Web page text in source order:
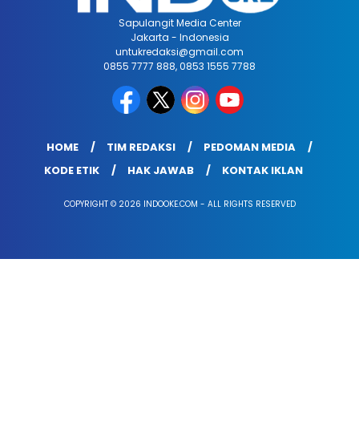
Sapulangit Media Center
Jakarta - Indonesia
untukredaksi@gmail.com
0855 7777 888, 0853 1555 7788
HOME TIM REDAKSI
PEDOMAN MEDIA
KODE ETIK
HAK JAWAB KONTAK IKLAN
COPYRIGHT © 2026 INDOOKE.COM - ALL RIGHTS RESERVED